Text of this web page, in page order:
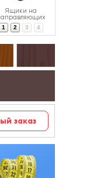
Ящики на
1 2 3 4
заказ